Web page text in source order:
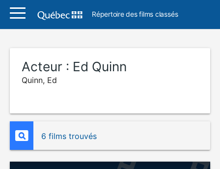
Répertoire des films classés
Acteur : Ed Quinn
Quinn, Ed
6 films trouvés